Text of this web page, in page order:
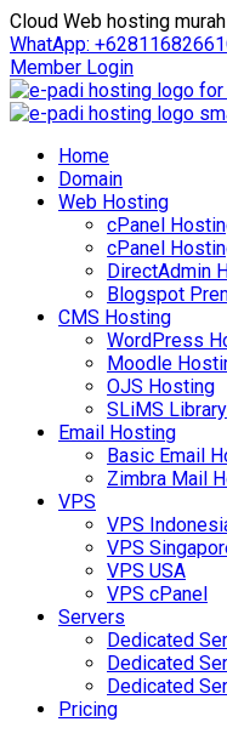
Cloud Web hosting
WhatApp: +62811682661
Member Login
Home
Domain
Web Hosting
cPanel
cPanel
DirectAdmin
Blogspot
CMS Hosting
WordPress
Moodle
OJS Hosting
SLiMS Library
Email Hosting
Basic Email
Zimbra Mail
VPS
VPS
VPS
VPS USA
VPS cPanel
Servers
Dedicated
Dedicated
Dedicated
Pricing